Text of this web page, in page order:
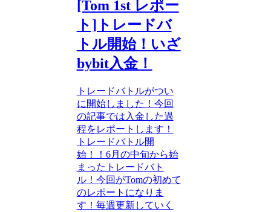
[Tom 1st レポー
ト]トレードバ
トル開始！いざ
bybit入金！
トレードバトルがつい
に開始しました！今回
の記事では入金した過
程をレポートします！
トレードバトル開
始！！6月の中旬から始
まったトレードバト
ル！今回がTomの初めて
のレポートになりま
す！毎週更新していく